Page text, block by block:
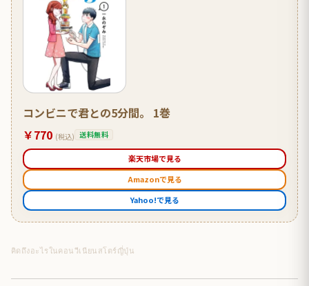
コンビニで君との5分間。 1巻
￥770 (税込) 送料無料
楽天市場で見る
Amazonで見る
Yahoo!で見る
คิดถึงอะไรในคอนวีเนียนสโตร์ญี่ปุ่น